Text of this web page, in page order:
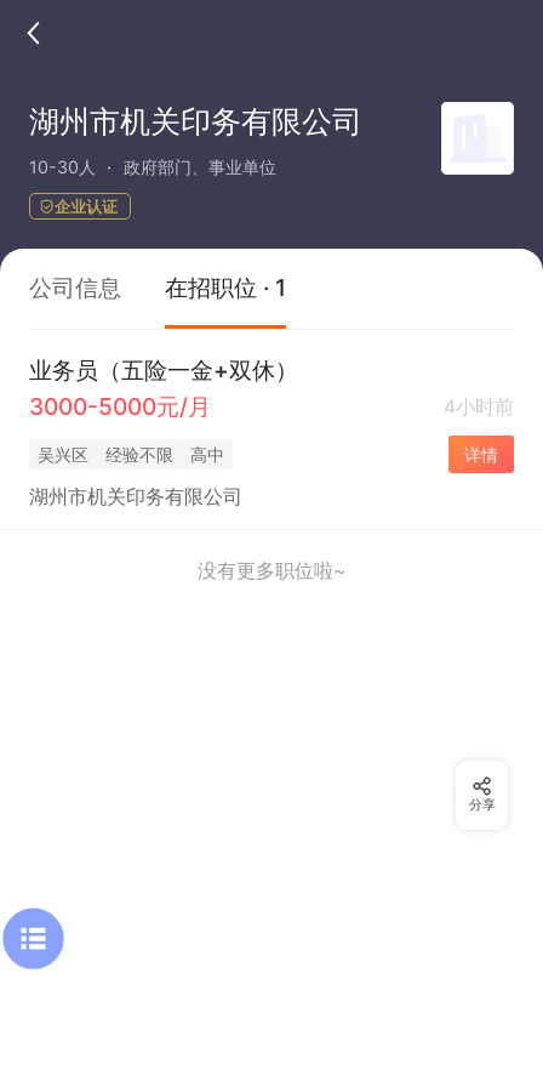
湖州市机关印务有限公司
10-30人 政府部门、事业单位
企业认证
公司信息 在招职位 · 1
业务员（五险一金+双休）
3000-5000元/月
4小时前
吴兴区 经验不限 高中 详情
湖州市机关印务有限公司
没有更多职位啦~
分享